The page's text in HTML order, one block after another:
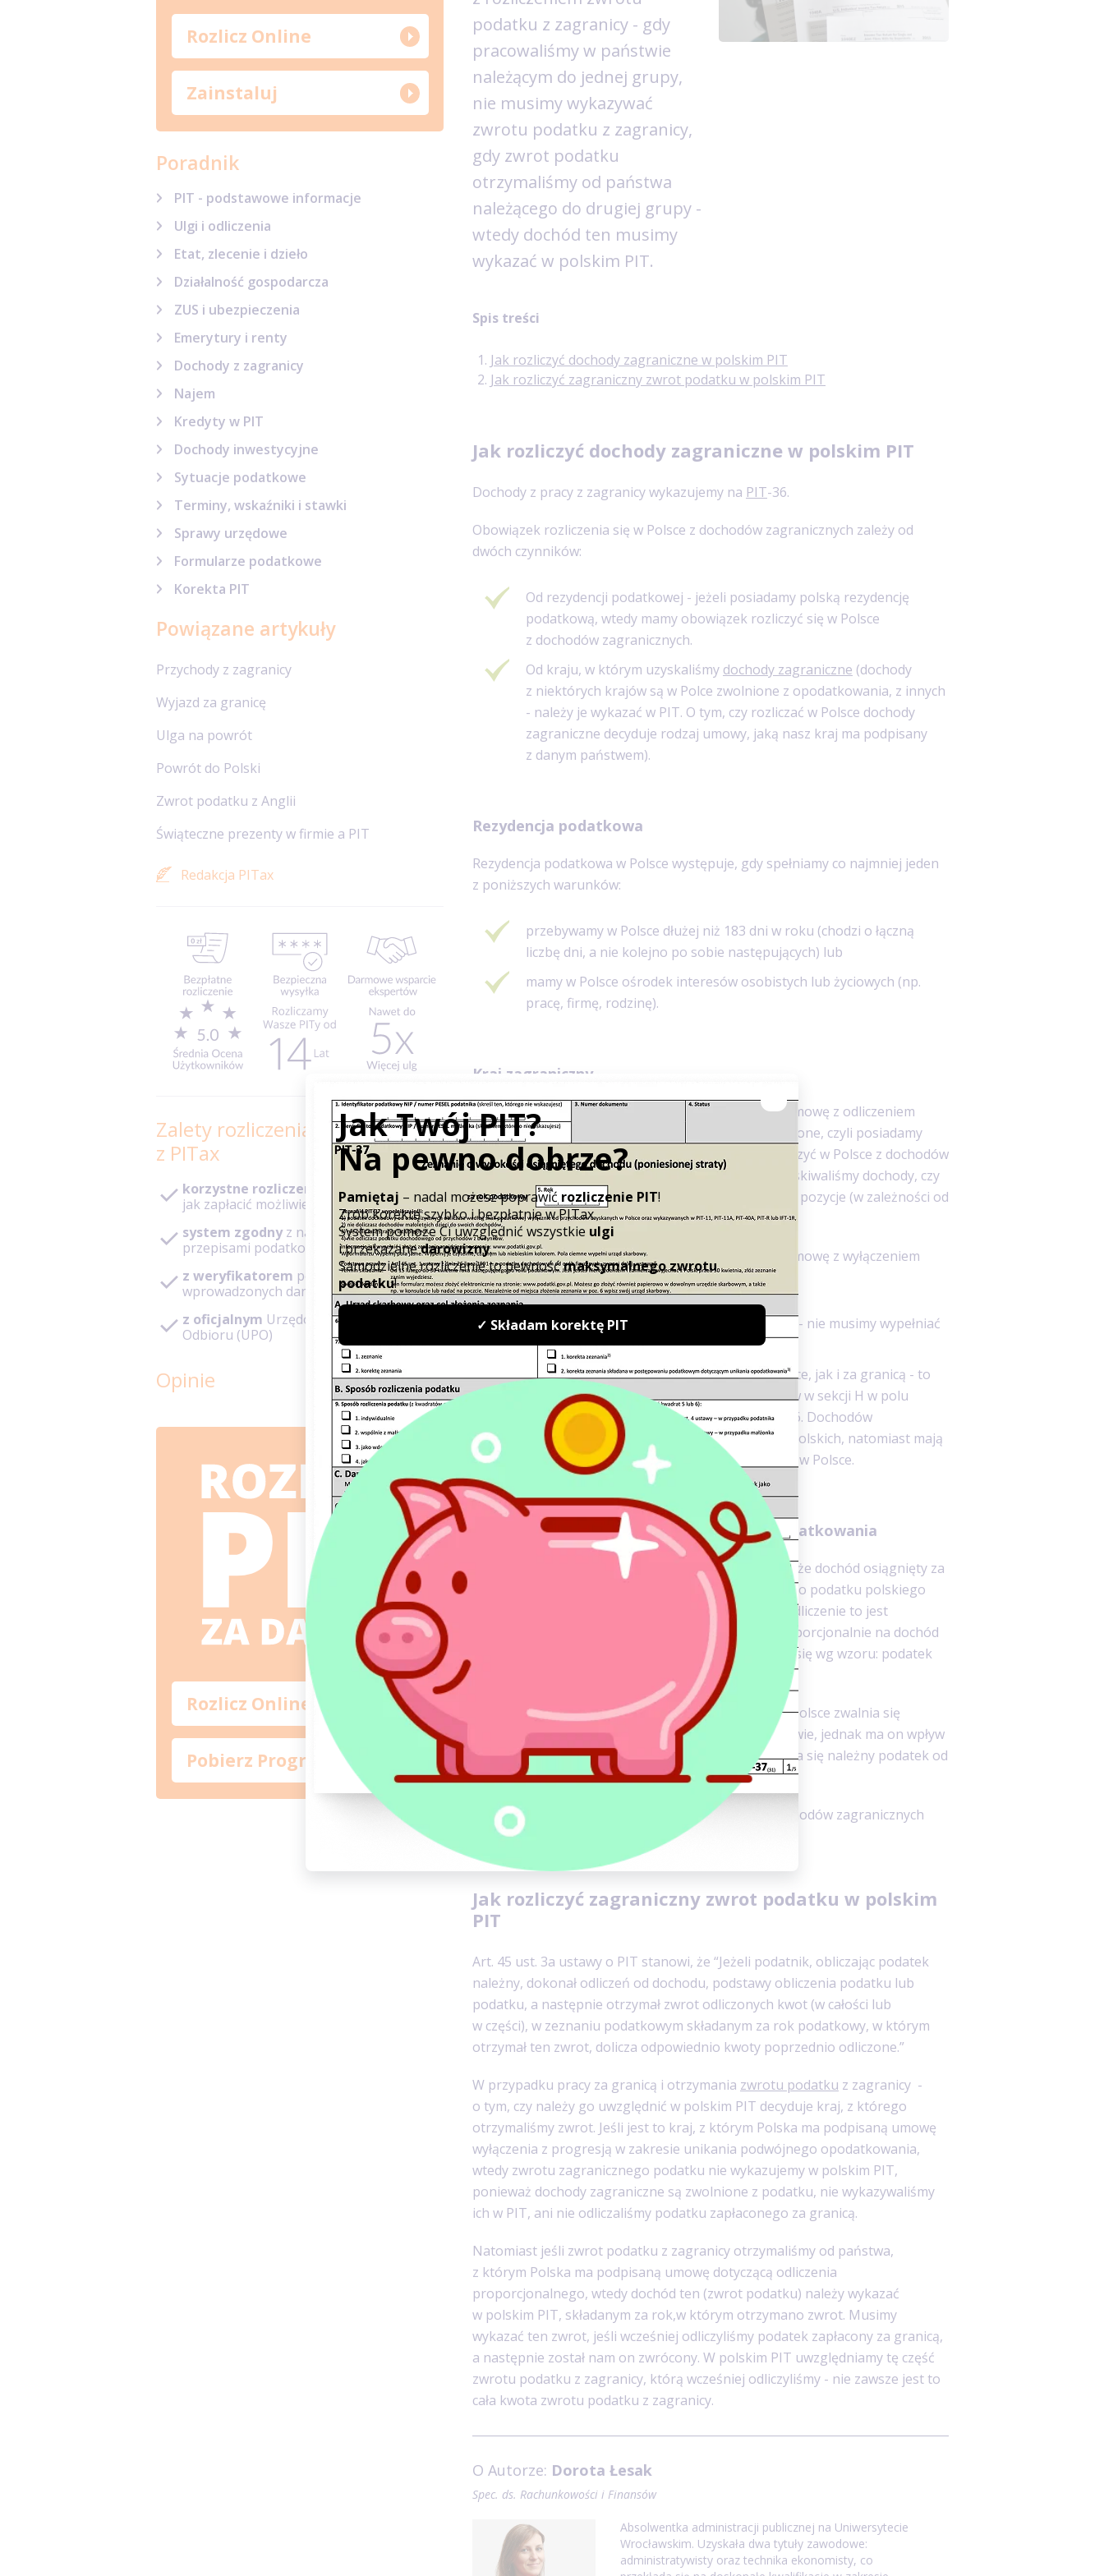
podatku z zagranicy - gdy
pracowaliśmy w państwie
należącym do jednej grupy,
nie musimy wykazywać
zwrotu podatku z zagranicy,
gdy zwrot podatku
otrzymaliśmy od państwa
należącego do drugiej grupy -
wtedy dochód ten musimy
wykazać w polskim PIT.
Spis treści
Jak rozliczyć dochody zagraniczne w polskim PIT
Jak rozliczyć zagraniczny zwrot podatku w polskim PIT
Jak rozliczyć dochody zagraniczne w polskim PIT
Dochody z pracy z zagranicy wykazujemy na PIT-36.
Obowiązek rozliczenia się w Polsce z dochodów zagranicznych zależy od
dwóch czynników:
Od rezydencji podatkowej - jeżeli posiadamy polską rezydencję
podatkową, wtedy mamy obowiązek rozliczyć się w Polsce
z dochodów zagranicznych.
Od kraju, w którym uzyskaliśmy dochody zagraniczne (dochody
z niektórych krajów są w Polce zwolnione z opodatkowania, z innych
- należy je wykazać w PIT. O tym, czy rozliczać w Polsce dochody
zagraniczne decyduje rodzaj umowy, jaką nasz kraj ma podpisany
z danym państwem).
Rezydencja podatkowa
Rezydencja podatkowa w Polsce występuje, gdy spełniamy co najmniej jeden
z poniższych warunków:
przebywamy w Polsce dłużej niż 183 dni w roku (chodzi o łączną
liczbę dni, a nie kolejno po sobie następujących) lub
mamy w Polsce ośrodek interesów osobistych lub życiowych (np.
pracę, firmę, rodzinę).
Kraj zagraniczny
Jeśli z danym krajem Polska ma ma podpisaną tzw. umowę z odliczeniem
proporcjonalnym, to jeśli powyższe dane będą spełnione, czyli posiadamy
polską rezydencję podatkową - powinniśmy się rozliczyć w Polsce z dochodów
zagranicznych (niezależnie od tego, czy w Polsce uzyskiwaliśmy dochody, czy
nie). Dochody zagraniczne wpisujemy w odpowiednie pozycje (w zależności od
rodzaju dochodów) do sekcji D w PIT-36.
Jeśli z danym krajem Polska ma ma podpisaną tzw. umowę z wyłączeniem
z progresją to:
jeśli dochody uzyskiwaliśmy tylko za granicą - nie musimy wypełniać
polskiego PIT.
jeśli uzyskiwaliśmy dochody zarówno w Polsce, jak i za granicą - to
dochody zagraniczne powinniśmy wykazać w w sekcji H w polu
“Dochody osiągnięte za granicą (...)” w PIT-36. Dochodów
zagranicznych nie dolicza się do dochodów polskich, natomiast mają
one wpływ na obliczenie podatku do zapłaty w Polsce.
Rodzaje umów o unikaniu podwójnego opodatkowania
Metoda proporcjonalnego odliczenia polega na tym, że dochód osiągnięty za
granicą jest opodatkowany w Polsce, ale od należnego podatku polskiego
odlicza się podatek zapłacony za granicą. Jednakże odliczenie to jest
limitowane wysokością podatku przypadającego proporcjonalnie na dochód
uzyskany w obcym państwie. Limit odliczenia wylicza się wg wzoru: podatek
należny polski *(dochód zagraniczny/dochód łączny).
Metoda wyłączenia z progresją polega na tym, że w Polsce zwalnia się
z opodatkowania dochód osiągnięty w drugim państwie, jednak ma on wpływ
na ustalenie stopy procentowej, według której oblicza się należny podatek od
dochodu osiągniętego w Polsce.
Po szczegółowe informacje na temat rozliczania dochodów zagranicznych
zapraszamy do artykułów:
Przychody z zagranicy
Jak rozliczyć zagraniczny zwrot podatku w polskim
PIT
Art. 45 ust. 3a ustawy o PIT stanowi, że “Jeżeli podatnik, obliczając podatek
należny, dokonał odliczeń od dochodu, podstawy obliczenia podatku lub
podatku, a następnie otrzymał zwrot odliczonych kwot (w całości lub
w części), w zeznaniu podatkowym składanym za rok podatkowy, w którym
otrzymał ten zwrot, dolicza odpowiednio kwoty poprzednio odliczone.”
W przypadku pracy za granicą i otrzymania zwrotu podatku z zagranicy -
o tym, czy należy go uwzględnić w polskim PIT decyduje kraj, z którego
otrzymaliśmy zwrot. Jeśli jest to kraj, z którym Polska ma podpisaną umowę
wyłączenia z progresją w zakresie unikania podwójnego opodatkowania,
wtedy zwrotu zagranicznego podatku nie wykazujemy w polskim PIT,
ponieważ dochody zagraniczne są zwolnione z podatku, nie wykazywaliśmy
ich w PIT, ani nie odliczaliśmy podatku zapłaconego za granicą.
Natomiast jeśli zwrot podatku z zagranicy otrzymaliśmy od państwa,
z którym Polska ma podpisaną umowę dotyczącą odliczenia
proporcjonalnego, wtedy dochód ten (zwrot podatku) należy wykazać
w polskim PIT, składanym za rok,w którym otrzymano zwrot. Musimy
wykazać ten zwrot, jeśli wcześniej odliczyliśmy podatek zapłacony za granicą,
a następnie został nam on zwrócony. W polskim PIT uwzględniamy tę część
zwrotu podatku z zagranicy, którą wcześniej odliczyliśmy - nie zawsze jest to
cała kwota zwrotu podatku z zagranicy.
O Autorze: Dorota Łesak
Spec. ds. Rachunkowości i Finansów
Absolwentka administracji publicznej na Uniwersytecie
Wrocławskim. Uzyskała dwa tytuły zawodowe:
administratywisty oraz technika ekonomisty, co
Rozlicz Online
Zainstaluj
Poradnik
PIT - podstawowe informacje
Ulgi i odliczenia
Etat, zlecenie i dzieło
Działalność gospodarcza
ZUS i ubezpieczenia
Emerytury i renty
Dochody z zagranicy
Najem
Kredyty w PIT
Dochody inwestycyjne
Sytuacje podatkowe
Terminy, wskaźniki i stawki
Sprawy urzędowe
Formularze podatkowe
Korekta PIT
Powiązane artykuły
Przychody z zagranicy
Wyjazd za granicę
Ulga na powrót
Powrót do Polski
Zwrot podatku z Anglii
Świąteczne prezenty w firmie a PIT
Redakcja PITax
Zalety rozliczenia PIT
z PITax
korzystne rozliczenie
– podpowiadamy
jak zapłacić możliwie niski podatek
system zgodnyz najnowszymi
przepisami podatkowymi
z weryfikatorem poprawności
wprowadzonych danych
z oficjalnym Urzędowym Poświadczeniem
Odbioru (UPO)
Opinie
Rozlicz Online
Pobierz Program